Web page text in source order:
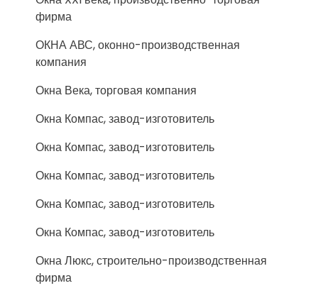
фирма
ОКНА АВС, оконно-производственная
компания
Окна Века, торговая компания
Окна Компас, завод-изготовитель
Окна Компас, завод-изготовитель
Окна Компас, завод-изготовитель
Окна Компас, завод-изготовитель
Окна Компас, завод-изготовитель
Окна Люкс, строительно-производственная
фирма